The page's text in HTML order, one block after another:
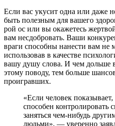
Если вас укусит одна или даже
быть полезным для вашего
рой ос или вы окажетесь
вам несдобровать. Ваши
враги способны нанести вам не
использовав в качестве
вашу душу слова. И чем дольше
этому поводу, тем больше
проигравших.
«Если человек
способен контролировать
заняться чем-нибудь
людьми», — уверенно